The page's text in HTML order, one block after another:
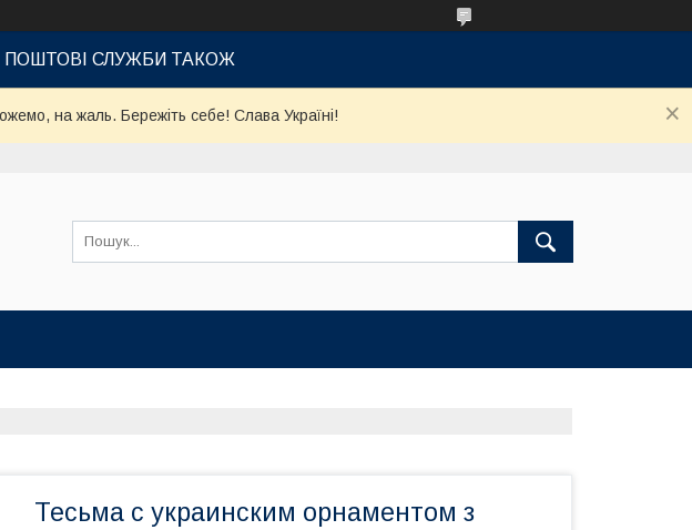
СЛУЖБИ ТАКОЖ
на жаль. Бережіть себе! Слава Україні!
Тесьма с украинским орнаментом з